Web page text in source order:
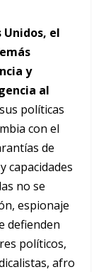
Unidos, el
y
al
políticas
con el
de
capacidades
no se
espionaje
defienden
políticos,
afro